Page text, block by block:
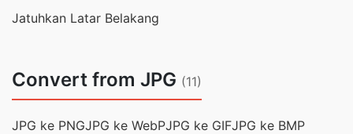
Jatuhkan Latar Belakang
Convert from JPG (11)
JPG ke PNGJPG ke WebPJPG ke GIFJPG ke BMP